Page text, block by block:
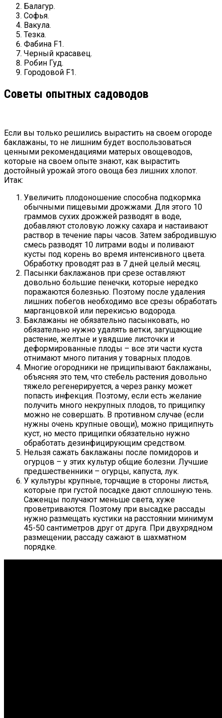
Балагур.
Софья.
Вакула.
Тезка.
Фабина F1.
Черный красавец.
Робин Гуд.
Городовой F1.
Советы опытных садоводов
Если вы только решились вырастить на своем огороде
баклажаны, то не лишним будет воспользоваться
ценными рекомендациями матерых овощеводов,
которые на своем опыте знают, как вырастить
достойный урожай этого овоща без лишних хлопот.
Итак:
Увеличить плодоношение способна подкормка
обычными пищевыми дрожжами. Для этого 10
граммов сухих дрожжей разводят в воде,
добавляют столовую ложку сахара и настаивают
раствор в течение пары часов. Затем забродившую
смесь разводят 10 литрами воды и поливают
кусты под корень во время интенсивного цвета.
Обработку проводят раз в 7 дней целый месяц.
Пасынки баклажанов при срезе оставляют
довольно большие пенечки, которые нередко
поражаются болезнью. Поэтому после удаления
лишних побегов необходимо все срезы обработать
марганцовкой или перекисью водорода.
Баклажаны не обязательно пасынковать, но
обязательно нужно удалять ветки, загущающие
растение, желтые и увядшие листочки и
деформированные плоды – все эти части куста
отнимают много питания у товарных плодов.
Многие огородники не прищипывают баклажаны,
объясняя это тем, что стебель растения довольно
тяжело регенерируется, а через ранку может
попасть инфекция. Поэтому, если есть желание
получить много некрупных плодов, то прищипку
можно не совершать. В противном случае (если
нужны очень крупные овощи), можно прищипнуть
куст, но место прищипки обязательно нужно
обработать дезинфицирующим средством.
Нельзя сажать баклажаны после помидоров и
огурцов – у этих культур общие болезни. Лучшие
предшественники – огурцы, капуста, лук.
У культуры крупные, торчащие в стороны листья,
которые при густой посадке дают сплошную тень.
Саженцы получают меньше света, хуже
проветриваются. Поэтому при высадке рассады
нужно размещать кустики на расстоянии минимум
45-50 сантиметров друг от друга. При двухрядном
размещении, рассаду сажают в шахматном
порядке.